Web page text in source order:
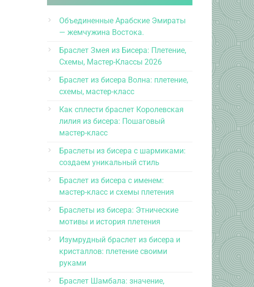
Объединенные Арабские Эмираты
— жемчужина Востока.
Браслет Змея из Бисера: Плетение,
Схемы, Мастер-Классы 2026
Браслет из бисера Волна: плетение,
схемы, мастер-класс
Как сплести браслет Королевская
лилия из бисера: Пошаговый
мастер-класс
Браслеты из бисера с шармиками:
создаем уникальный стиль
Браслет из бисера с именем:
мастер-класс и схемы плетения
Браслеты из бисера: Этнические
мотивы и история плетения
Изумрудный браслет из бисера и
кристаллов: плетение своими
руками
Браслет Шамбала: значение,